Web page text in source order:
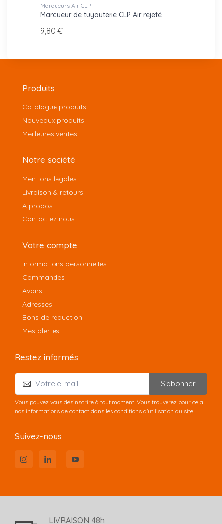
Marqueurs Air CLP
Marqueur de tuyauterie CLP Air rejeté
9,80 €
Produits
Catalogue produits
Nouveaux produits
Meilleures ventes
Notre société
Mentions légales
Livraison & retours
A propos
Contactez-nous
Votre compte
Informations personnelles
Commandes
Avoirs
Adresses
Bons de réduction
Mes alertes
Restez informés
S’abonner
Vous pouvez vous désinscrire à tout moment. Vous trouverez pour cela
nos informations de contact dans les conditions d'utilisation du site.
Suivez-nous
LIVRAISON 48h